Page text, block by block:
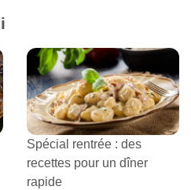
Spécial rentrée : des
recettes pour un dîner
rapide